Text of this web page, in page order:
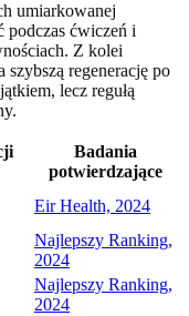
umiarkowanej
podczas ćwiczeń i
Z kolei
regenerację po
lecz regułą
Badania
potwierdzające
Eir Health, 2024
Najlepszy Ranking,
2024
Najlepszy Ranking,
2024